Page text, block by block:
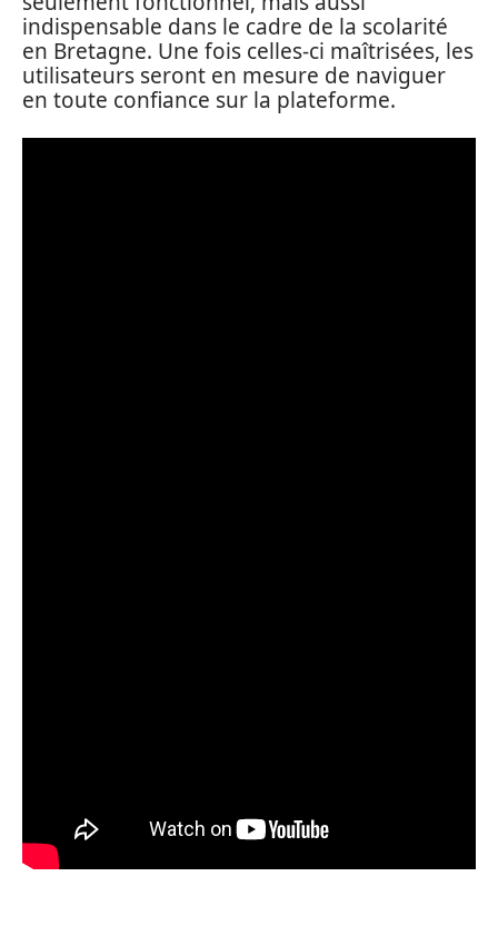
indispensable dans le cadre de la scolarité
en Bretagne. Une fois celles-ci maîtrisées, les
utilisateurs seront en mesure de naviguer
en toute confiance sur la plateforme.